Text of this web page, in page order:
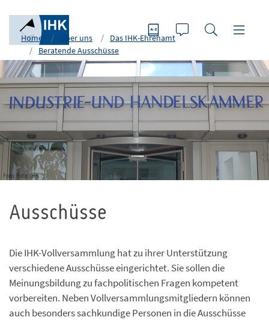
Home Über uns
Das IHK-Ehrenamt
Beratende Ausschüsse
Foto: Foto: IHK
Ausschüsse
Die IHK-Vollversammlung hat zu ihrer Unterstützung
verschiedene Ausschüsse eingerichtet. Sie sollen die
Meinungsbildung zu fachpolitischen Fragen kompetent
vorbereiten. Neben Vollversammlungsmitgliedern können
auch besonders sachkundige Personen in die Ausschüsse